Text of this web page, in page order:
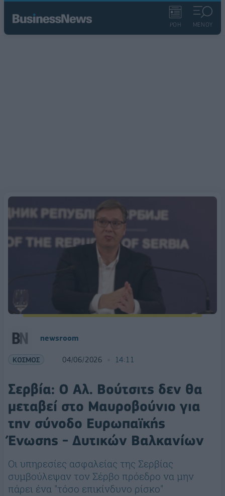
ΡΟΗ ΜΕΝΟΥ
newsroom
ΚΟΣΜΟΣ 04/06/2026 14:11
Σερβία: Ο Αλ. Βούτσιτς δεν θα
μεταβεί στο Μαυροβούνιο για
την σύνοδο Ευρωπαϊκής
Ένωσης - Δυτικών Βαλκανίων
Οι υπηρεσίες ασφαλείας της Σερβίας
συμβούλεψαν τον Σέρβο πρόεδρο να μην
πάρει ένα "τόσο επικίνδυνο ρίσκο"